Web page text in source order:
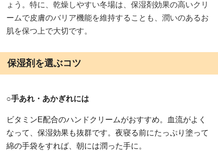
ょう。特に、乾燥しやすい冬場は、保湿剤効果の高いクリ
ームで皮膚のバリア機能を維持することも、潤いのあるお
肌を保つ上で大切です。
保湿剤を選ぶコツ
○手あれ・あかぎれには
ビタミンE配合のハンドクリームがおすすめ。血流がよく
なって、保湿効果も抜群です。夜寝る前にたっぷり塗って
綿の手袋をすれば、朝には潤った手に。